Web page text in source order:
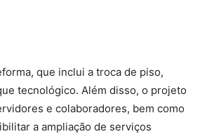
que inclui a troca de piso,
tecnológico. Além disso, o projeto
e colaboradores, bem como
a ampliação de serviços